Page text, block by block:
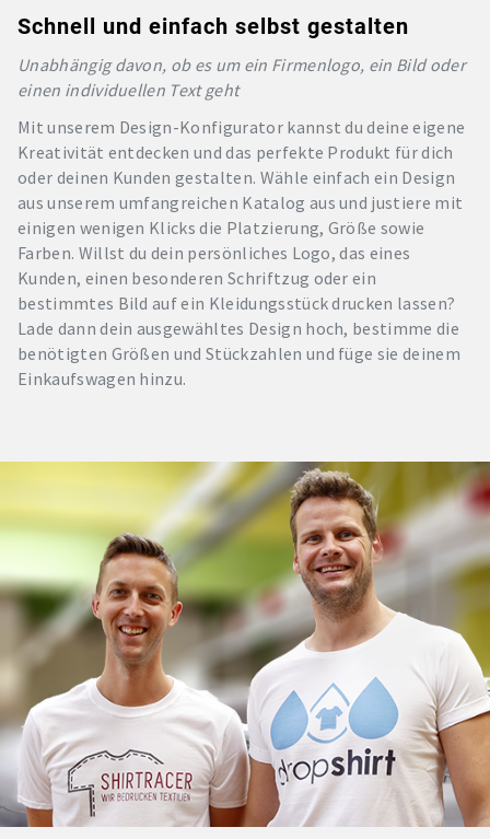
Schnell und einfach selbst gestalten
Unabhängig davon, ob es um ein Firmenlogo, ein Bild oder
einen individuellen Text geht
Mit unserem Design-Konfigurator kannst du deine eigene
Kreativität entdecken und das perfekte Produkt für dich
oder deinen Kunden gestalten. Wähle einfach ein Design
aus unserem umfangreichen Katalog aus und justiere mit
einigen wenigen Klicks die Platzierung, Größe sowie
Farben. Willst du dein persönliches Logo, das eines
Kunden, einen besonderen Schriftzug oder ein
bestimmtes Bild auf ein Kleidungsstück drucken lassen?
Lade dann dein ausgewähltes Design hoch, bestimme die
benötigten Größen und Stückzahlen und füge sie deinem
Einkaufswagen hinzu.